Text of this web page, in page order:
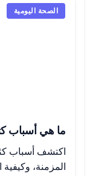
الصحة اليومية
ما هي أسباب
اكتشف أسباب
المزمنة،